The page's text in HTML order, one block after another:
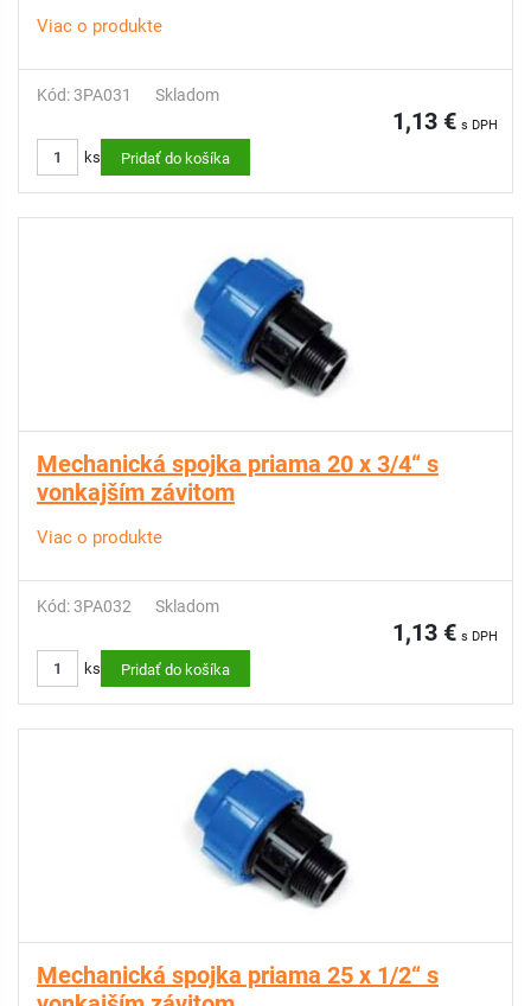
Viac o produkte
Kód: 3PA031 Skladom
1,13 € s DPH
ks Pridať do košíka
Mechanická spojka priama 20 x 3/4“ s
vonkajším závitom
Viac o produkte
Kód: 3PA032 Skladom
1,13 € s DPH
ks Pridať do košíka
Mechanická spojka priama 25 x 1/2“ s